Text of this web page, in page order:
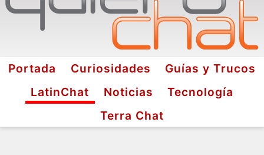
Portada Curiosidades
Guías y Trucos
LatinChat
Noticias
Tecnología
Terra Chat